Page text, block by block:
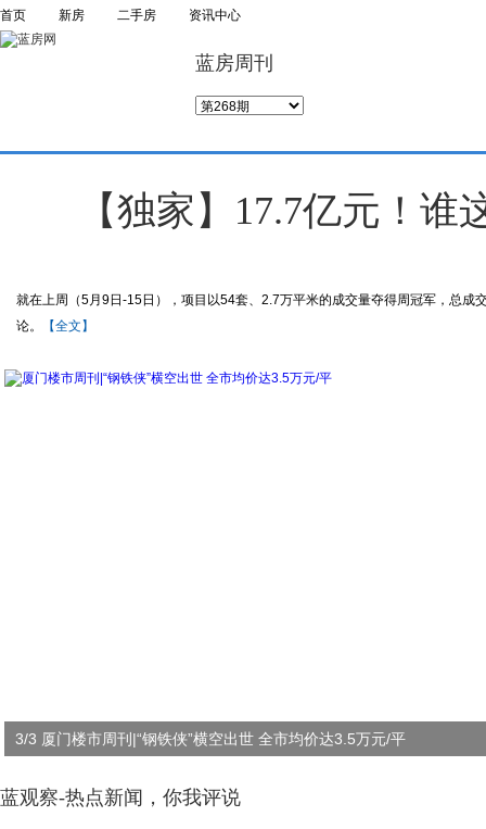
首页 新房 二手房 资讯中心
蓝房周刊
【独家】17.7亿元！
就在上周（5月9日-15日），项目以54套、2.7万平米的成交量夺得周冠军，总
论。
【全文】
空出世 全市均价达3.5万元/平 1/3 【图说厦门
蓝观察-热点新闻，你我评说